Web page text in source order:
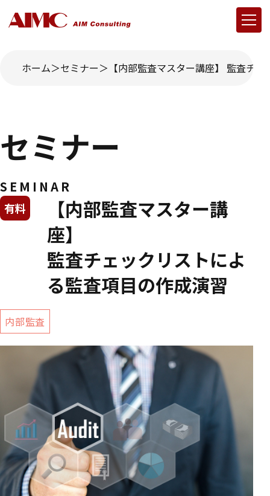
ホーム セミナー 【内部監査マスター講座】 監査チ
セミナー
SEMINAR
【内部監査マスター講
座】
監査チェックリストによ
る監査項目の作成演習
有料
内部監査